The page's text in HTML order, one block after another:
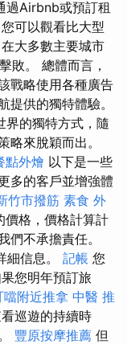
過Airbnb或預訂租
可以觀看比大型
大多數主要城市
敗。 總體而言，
戰略使用各種廣告
供的獨特體驗。
界的獨特方式，隨
略來脫穎而出。
點外燴 以下是一些
多的客戶並增強體
竹市撥筋 素食 外
價格，價格計算計
們不承擔責任。
細信息。 記帳 您
您明年預訂旅
噹附近推拿 中醫 推
巡遊的持續時
豐原按摩推薦 但